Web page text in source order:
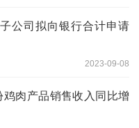
公司拟向银行合计申请
2023-09-08
鸡肉产品销售收入同比增